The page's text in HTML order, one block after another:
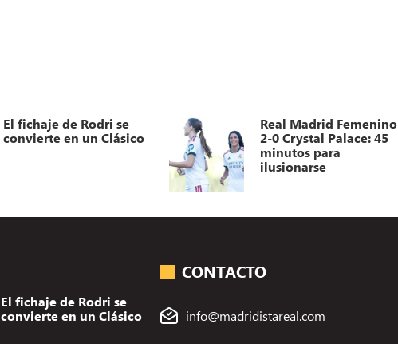
El fichaje de Rodri se
convierte en un Clásico
Real Madrid Femenino
2-0 Crystal Palace: 45
minutos para
ilusionarse
El fichaje de Rodri se
convierte en un Clásico
CONTACTO
info@madridistareal.com